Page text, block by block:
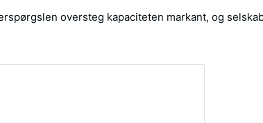
oversteg kapaciteten markant, og